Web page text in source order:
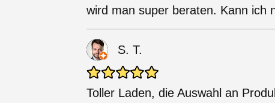
wird man super beraten. Kann ich
S. T.
Toller Laden, die Auswahl an